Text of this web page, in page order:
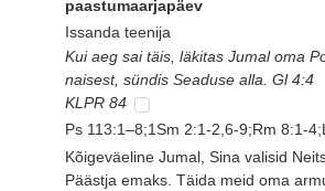
paastumaarjapäev
Issanda teenija
Kui aeg sai täis, läkitas Jumal oma
naisest, sündis Seaduse alla. Gl 4:4
KLPR 84
Ps 113:1–8;1Sm 2:1-2,6-9;Rm 8:1-
Kõigeväeline Jumal, Sina valisid
Päästja emaks. Täida meid oma